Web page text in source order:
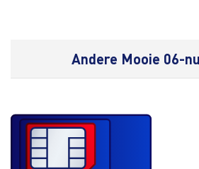
Andere Mooie 06-